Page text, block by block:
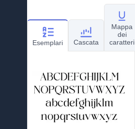
Esemplari Cascata
Mappa
dei
caratteri